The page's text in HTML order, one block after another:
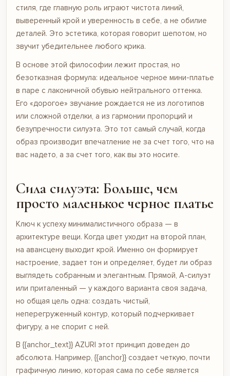
стиля, где главную роль играют чистота линий,
выверенный крой и уверенность в себе, а не обилие
деталей. Это эстетика, которая говорит шепотом, но
звучит убедительнее любого крика.
В основе этой философии лежит простая, но
безотказная формула: идеальное черное мини-платье
в паре с лаконичной обувью нейтрального оттенка.
Его «дорогое» звучание рождается не из логотипов
или сложной отделки, а из гармонии пропорций и
безупречности силуэта. Это тот самый случай, когда
образ производит впечатление не за счет того, что на
вас надето, а за счет того, как вы это носите.
Сила силуэта: Больше, чем
просто маленькое черное платье
Ключ к успеху минималистичного образа — в
архитектуре вещи. Когда цвет уходит на второй план,
на авансцену выходит крой. Именно он формирует
настроение, задает тон и определяет, будет ли образ
выглядеть собранным и элегантным. Прямой, А-силуэт
или приталенный — у каждого варианта своя задача,
но общая цель одна: создать чистый,
неперегруженный контур, который подчеркивает
фигуру, а не спорит с ней.
В {{anchor_text}} AZURI этот принцип доведен до
абсолюта. Например, {{anchor}} создает четкую, почти
графичную линию, которая сама по себе является